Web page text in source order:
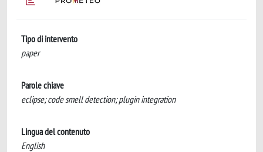
Tipo di intervento
paper
Parole chiave
eclipse; code smell detection; plugin integration
Lingua del contenuto
English